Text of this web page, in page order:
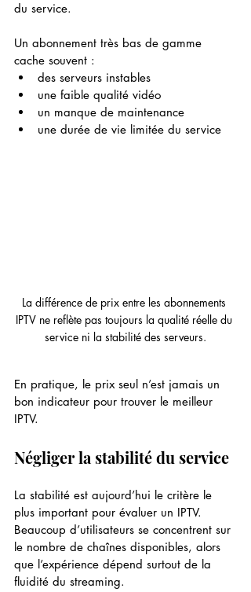
du service.
Un abonnement très bas de gamme
cache souvent :
des serveurs instables
une faible qualité vidéo
un manque de maintenance
une durée de vie limitée du service
La différence de prix entre les abonnements
IPTV ne reflète pas toujours la qualité réelle du
service ni la stabilité des serveurs.
En pratique, le prix seul n’est jamais un
bon indicateur pour trouver le meilleur
IPTV.
Négliger la stabilité du service
La stabilité est aujourd’hui le critère le
plus important pour évaluer un IPTV.
Beaucoup d’utilisateurs se concentrent sur
le nombre de chaînes disponibles, alors
que l’expérience dépend surtout de la
fluidité du streaming.